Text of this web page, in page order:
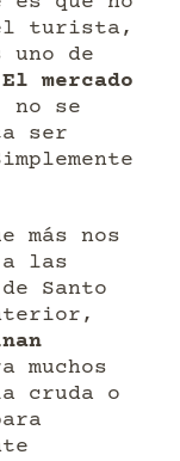
el turista,
de
El mercado
no se
ser
más nos
las
Santo
muchos
cruda o